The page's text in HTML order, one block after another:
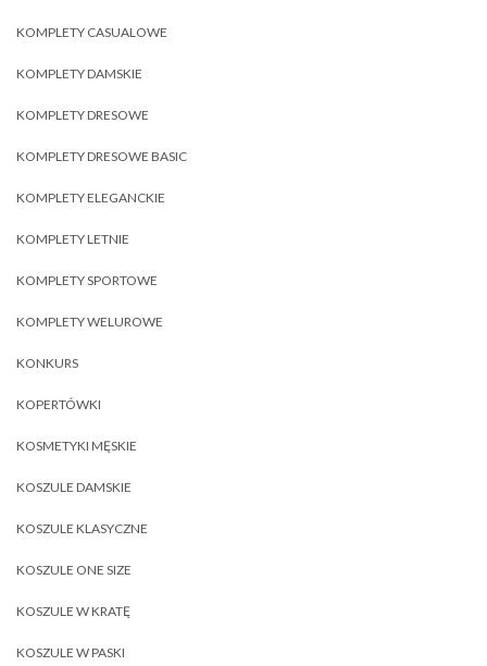
KOMPLETY CASUALOWE
KOMPLETY DAMSKIE
KOMPLETY DRESOWE
KOMPLETY DRESOWE BASIC
KOMPLETY ELEGANCKIE
KOMPLETY LETNIE
KOMPLETY SPORTOWE
KOMPLETY WELUROWE
KONKURS
KOPERTÓWKI
KOSMETYKI MĘSKIE
KOSZULE DAMSKIE
KOSZULE KLASYCZNE
KOSZULE ONE SIZE
KOSZULE W KRATĘ
KOSZULE W PASKI